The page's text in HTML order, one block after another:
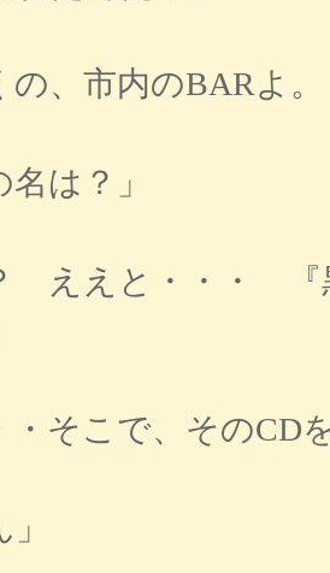
の、市内のBARよ
名は？」
ええと・・・ 『
・そこで、そのCD